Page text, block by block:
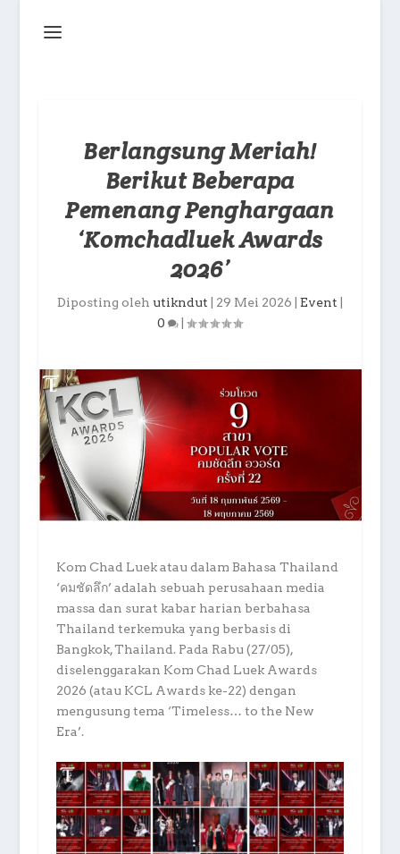
Berlangsung Meriah!
Berikut Beberapa
Pemenang Penghargaan
‘Komchadluek Awards
2026’
Diposting oleh utikndut 29 Mei 2026 Event
0
|
Kom Chad Luek atau dalam Bahasa Thailand
‘คมชัดลึก’ adalah sebuah perusahaan media
massa dan surat kabar harian berbahasa
Thailand terkemuka yang berbasis di
Bangkok, Thailand. Pada Rabu (27/05),
diselenggarakan Kom Chad Luek Awards
2026 (atau KCL Awards ke-22) dengan
mengusung tema ‘Timeless… to the New
Era’.